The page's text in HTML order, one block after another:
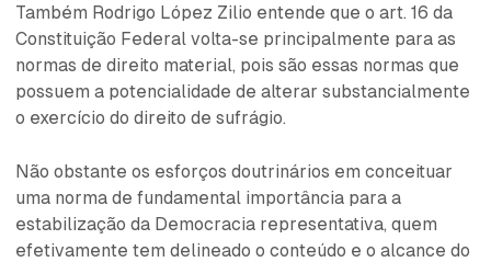
Também Rodrigo López Zilio entende que o art. 16 da
Constituição Federal volta-se principalmente para as
normas de direito material, pois são essas normas que
possuem a potencialidade de alterar substancialmente
o exercício do direito de sufrágio.
Não obstante os esforços doutrinários em conceituar
uma norma de fundamental importância para a
estabilização da Democracia representativa, quem
efetivamente tem delineado o conteúdo e o alcance do